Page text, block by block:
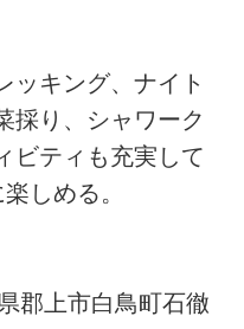
ッキング、ナイト
採り、シャワーク
ビティも充実して
しめる。
郡上市白鳥町石徹